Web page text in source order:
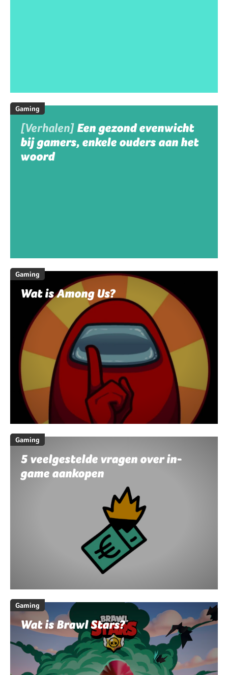
Gaming
[Verhalen] Een gezond evenwicht
bij gamers, enkele ouders aan het
woord
Gaming
Wat is Among Us?
Gaming
5 veelgestelde vragen over in-
game aankopen
Gaming
Wat is Brawl Stars?